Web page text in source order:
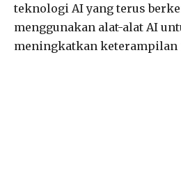
teknologi AI yang terus
menggunakan alat-alat AI
meningkatkan keterampilan